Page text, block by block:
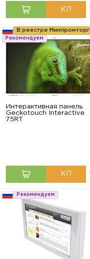
В реестре Минпромторг
Рекомендуем
Интерактивная панель
Geckotouch Interactive
75RT
Рекомендуем